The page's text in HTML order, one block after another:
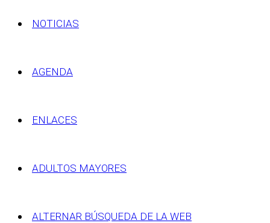
NOTICIAS
AGENDA
ENLACES
ADULTOS MAYORES
ALTERNAR BÚSQUEDA DE LA WEB